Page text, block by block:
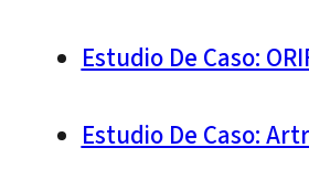
Estudio De Caso:
Estudio De Caso: